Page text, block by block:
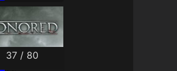
37 / 80